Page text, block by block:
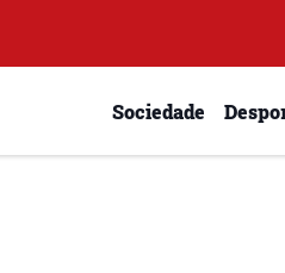
Sociedade